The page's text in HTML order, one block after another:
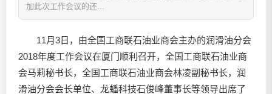
加此次工作会议的还...
11月3日，由全国工商联石油业商会主办的润滑油分会
2018年度工作会议在厦门顺利召开，全国工商联石油业商
会马莉秘书长，全国工商联石油业商会林凌副秘书长， 润
滑油分会会长单位、龙蟠科技石俊峰董事长等领导出席了